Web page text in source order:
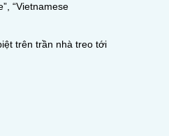
“Vietnamese
trên trần nhà treo tới